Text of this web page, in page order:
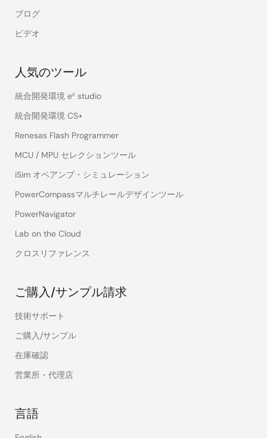
ブログ
ビデオ
人気のツール
統合開発環境 e² studio
統合開発環境 CS+
Renesas Flash Programmer
MCU / MPU セレクションツール
iSim オペアンプ・シミュレーション
PowerCompassマルチレールデザインツール
PowerNavigator
Lab on the Cloud
クロスリファレンス
ご購入/サンプル請求
技術サポート
ご購入/サンプル
在庫確認
営業所・代理店
言語